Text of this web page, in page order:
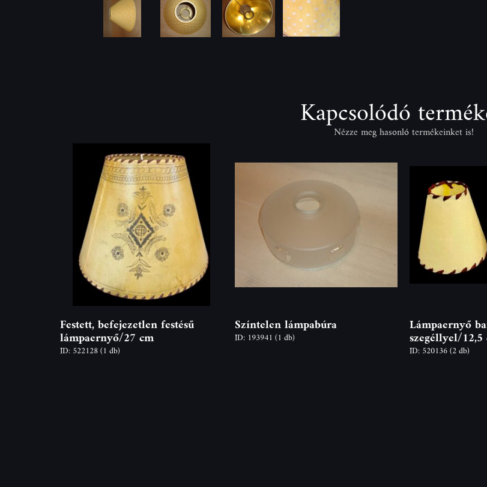
Kapcsolódó
Nézze meg hasonló termékeinket is!
Festett, befejezetlen festésű
lámpaernyő/27 cm
ID: 522128(1 db)
Színtelen lámpabúra
ID: 193941 (1 db)
Lámpaernyő
szegéllyel/12,5
ID: 520136(2 db)